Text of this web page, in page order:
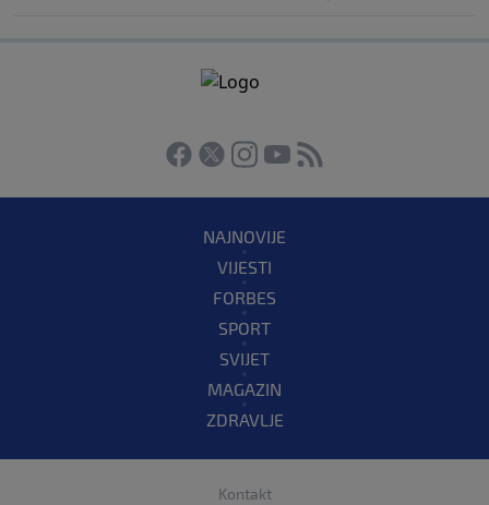
NAJNOVIJE
VIJESTI
FORBES
SPORT
SVIJET
MAGAZIN
ZDRAVLJE
Kontakt